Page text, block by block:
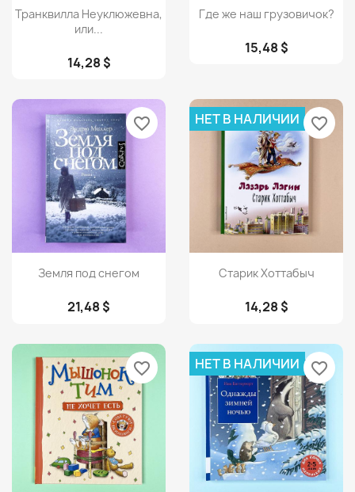
Просмотр
Транквилла Неуклюжевна,
или...
14,28 $
Просмотр
Где же наш грузовичок?
15,48 $
Просмотр
Земля под снегом
21,48 $
favorite_border
Просмотр
Старик Хоттабыч
14,28 $
НЕТ В НАЛИЧИИ favorite_border
favorite_border НЕТ В НАЛИЧИИ favorite_border